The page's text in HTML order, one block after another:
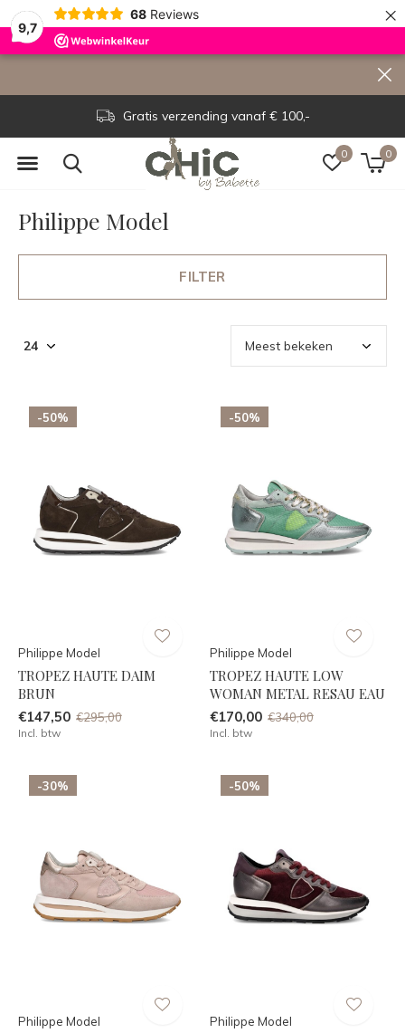
9,7
68 Reviews ×
0 0
Gratis verzending vanaf € 100,-
Philippe Model
FILTER
-50%
Philippe Model
TROPEZ HAUTE DAIM
BRUN
€147,50 €295,00
Incl. btw
-50%
Philippe Model
TROPEZ HAUTE LOW
WOMAN METAL RESAU EAU
€170,00 €340,00
Incl. btw
-30%
Philippe Model
-50%
Philippe Model